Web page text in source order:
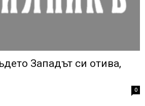
Западът си отива,
0